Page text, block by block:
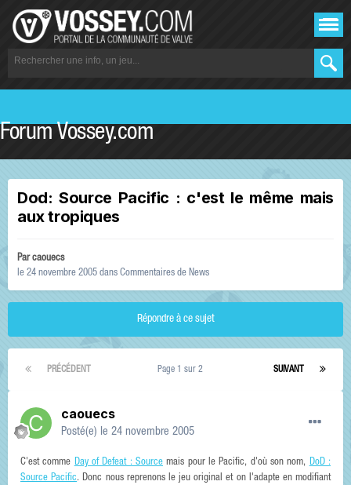
Forum Vossey.com
Dod: Source Pacific : c'est le même mais
aux tropiques
Parcaouecs
le 24 novembre 2005 dans Commentaires de News
Répondre à ce sujet
PRÉCÉDENT SUIVANT
Page 1 sur 2
caouecs
Posté(e) le 24 novembre 2005
C'est comme Day of Defeat : Source mais pour le Pacific, d'où son nom, DoD :
Source Pacific. Donc nous reprenons le jeu original et on l'adapte en modifiant